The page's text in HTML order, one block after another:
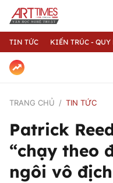
TIN TỨC KIẾN TRÚC - QUY
TRANG CHỦ TIN TỨC
Patrick
“chạy theo
ngôi vô